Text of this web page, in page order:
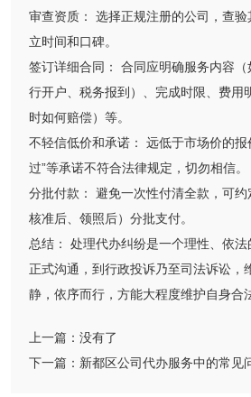
审查资质： 选择正规注册的公司，查
立时间和口碑。
签订详细合同： 合同应明确服务内容
行开户、税务报到）、完成时限、费用
时如何赔偿）等。
不轻信低价和承诺： 远低于市场价的报
过”等承诺不符合法律规定，切勿相信。
分批付款： 避免一次性付清全款，可
核准后、领照后）分批支付。
总结： 处理代办纠纷是一个理性、依法
正式沟通，到行政投诉乃至司法诉讼，
静，依序而行，方能大程度维护自身合
上一篇： 没有了
下一篇： 新都区公司代办服务中的常见